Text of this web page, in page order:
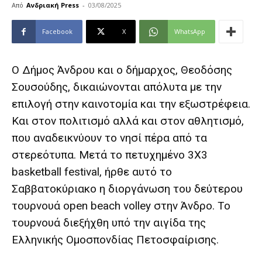
Από Ανδριακή Press - 03/08/2025
Facebook X WhatsApp
Ο Δήμος Άνδρου και ο δήμαρχος, Θεοδόσης
Σουσούδης, δικαιώνονται απόλυτα με την
επιλογή στην καινοτομία και την εξωστρέφεια.
Και στον πολιτισμό αλλά και στον αθλητισμό,
που αναδεικνύουν το νησί πέρα από τα
στερεότυπα. Μετά το πετυχημένο 3Χ3
basketball festival, ήρθε αυτό το
Σαββατοκύριακο η διοργάνωση του δεύτερου
τουρνουά open beach volley στην Άνδρο. To
τουρνουά διεξήχθη υπό την αιγίδα της
Ελληνικής Ομοσπονδίας Πετοσφαίρισης.